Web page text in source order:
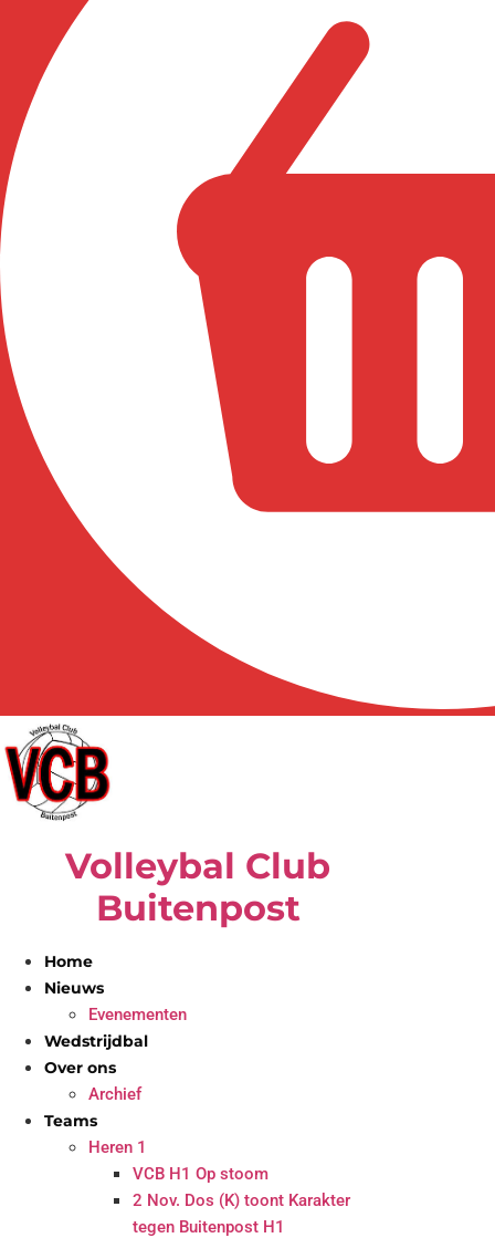
Volleybal Club
Buitenpost
Home
Nieuws
Evenementen
Wedstrijdbal
Over ons
Archief
Teams
Heren 1
VCB H1 Op stoom
2 Nov. Dos (K) toont Karakter
tegen Buitenpost H1